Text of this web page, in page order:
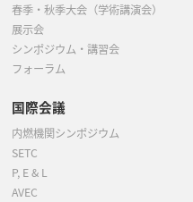
春季・秋季大会（学術講演会）
展示会
シンポジウム・講習会
フォーラム
国際会議
内燃機関シンポジウム
SETC
P, E & L
AVEC